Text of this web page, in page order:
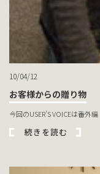
10/04/12
お客様からの贈り物
今回のUSER'S VOICEは番外編
続きを読む